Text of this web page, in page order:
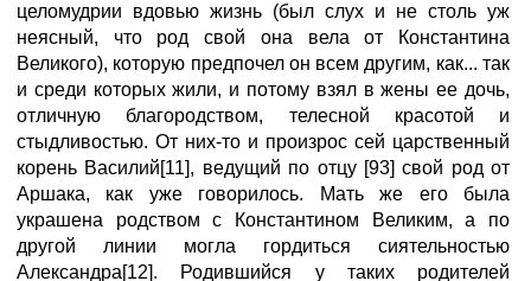
целомудрии вдовью жизнь (был слух и не столь уж
неясный, что род свой она вела от Константина
Великого), которую предпочел он всем другим, как... так
и среди которых жили, и потому взял в жены ее дочь,
отличную благородством, телесной красотой и
стыдливостью. От них-то и произрос сей царственный
корень Василий[11], ведущий по отцу [93] свой род от
Аршака, как уже говорилось. Мать же его была
украшена родством с Константином Великим, а по
другой линии могла гордиться сиятельностью
Александра[12]. Родившийся у таких родителей